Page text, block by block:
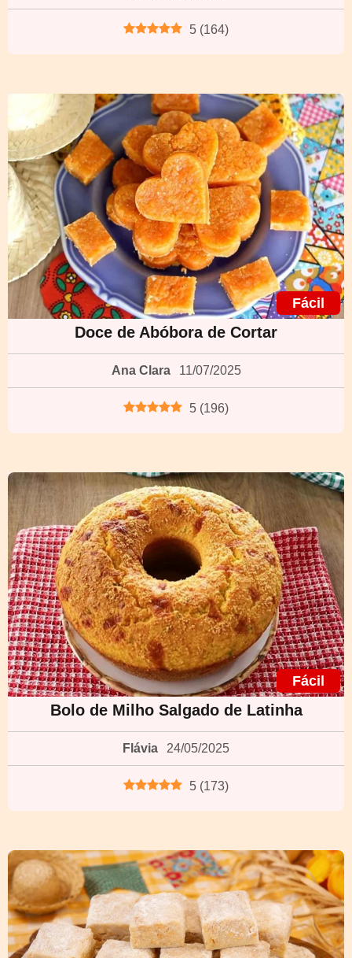
5 (164)
Fácil
Doce de Abóbora de Cortar
Ana Clara 11/07/2025
5 (196)
Fácil
Bolo de Milho Salgado de Latinha
Flávia 24/05/2025
5 (173)